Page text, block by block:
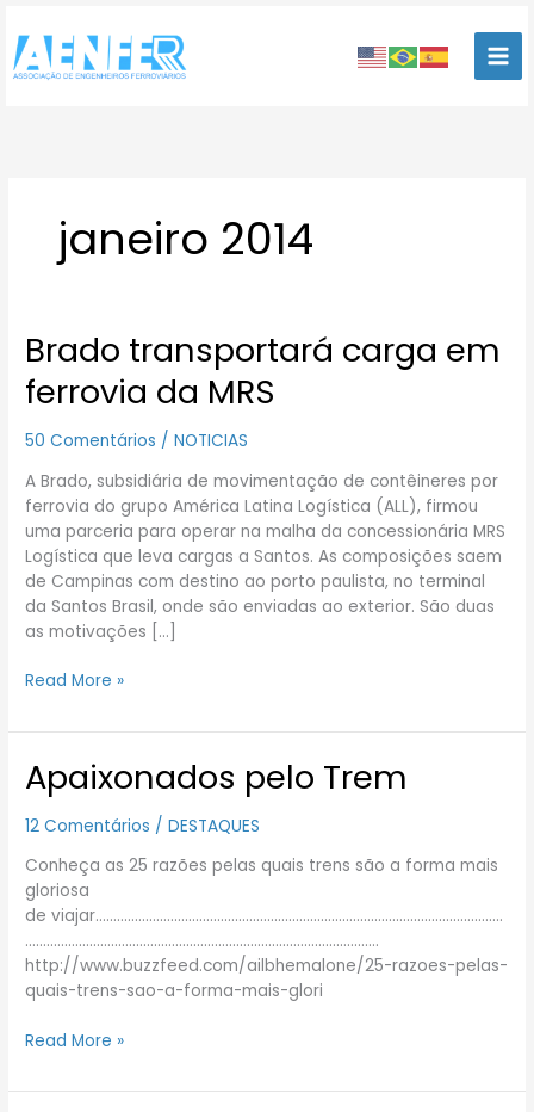
para
conteúdo
janeiro 2014
Brado transportará carga em
ferrovia da MRS
50 Comentários /NOTICIAS
A Brado, subsidiária de movimentação de contêineres por
ferrovia do grupo América Latina Logística (ALL), firmou
uma parceria para operar na malha da concessionária MRS
Logística que leva cargas a Santos. As composições saem
de Campinas com destino ao porto paulista, no terminal
da Santos Brasil, onde são enviadas ao exterior. São duas
as motivações […]
Brado
transportará
carga
ferrovia
MRS
Read More »
Apaixonados pelo Trem
12 Comentários /DESTAQUES
Conheça as 25 razões pelas quais trens são a forma mais
gloriosa
de viajar……………………………………………………………………………………………………
………………………………………………………………………………………
http://www.buzzfeed.com/ailbhemalone/25-razoes-pelas-
quais-trens-sao-a-forma-mais-glori
Apaixonados
pelo
Trem
Read More »